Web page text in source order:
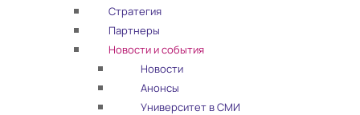
Стратегия
Партнеры
Новости и события
Новости
Анонсы
Университет в СМИ